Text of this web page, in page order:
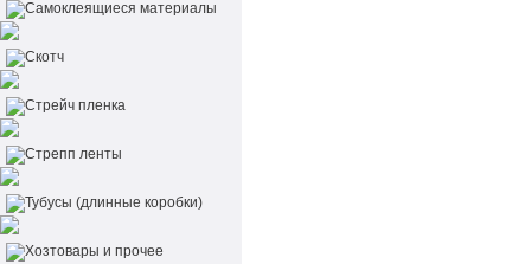
Самоклеящиеся материалы
Скотч
Стрейч пленка
Стрепп ленты
Тубусы (длинные коробки)
Хозтовары и прочее